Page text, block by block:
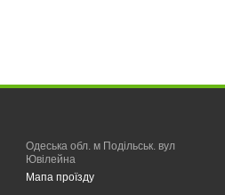
Одеська обл. м Подільськ. вул
Ювілейна
Мапа проїзду